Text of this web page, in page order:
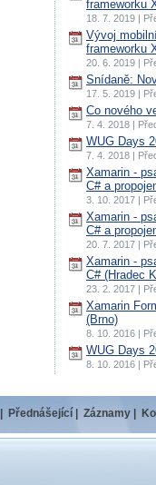
frameworku
18. 7. 2019 |
Vývoj
frameworku
20. 6. 2019 |
Snídaně:
17. 5. 2019 |
Co nového
7. 4. 2018 |
WUG Days
7. 4. 2018 |
Xamarin -
C# a
3. 10. 2017 |
Xamarin -
C# a
20. 7. 2017 |
Xamarin -
C# (Hradec
23. 2. 2017 |
Xamarin
(Brno)
8. 10. 2016 |
WUG Days
8. 10. 2016 |
Přednášející Záznamy